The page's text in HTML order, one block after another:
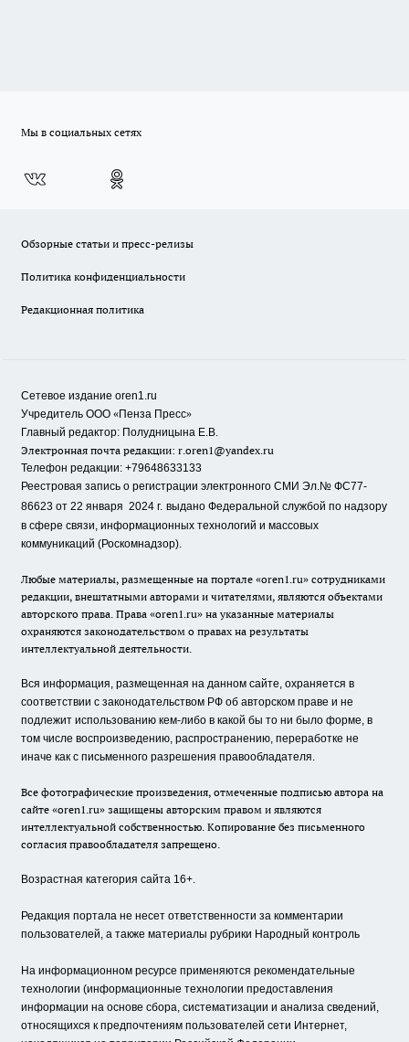
Мы в социальных сетях
Обзорные статьи и пресс-релизы
Политика конфиденциальности
Редакционная политика
Сетевое издание oren1.ru
Учредитель ООО «Пенза Пресс»
Главный редактор: Полудницына Е.В.
Электронная почта редакции: r.oren1@yandex.ru
Телефон редакции: +79648633133
Реестровая запись о регистрации электронного СМИ Эл.№ ФС77-
86623 от 22 января 2024 г. выдано Федеральной службой по надзору
в сфере связи, информационных технологий и массовых
коммуникаций (Роскомнадзор).
Любые материалы, размещенные на портале «oren1.ru» сотрудниками
редакции, внештатными авторами и читателями, являются объектами
авторского права. Права «oren1.ru» на указанные материалы
охраняются законодательством о правах на результаты
интеллектуальной деятельности.
Вся информация, размещенная на данном сайте, охраняется в
соответствии с законодательством РФ об авторском праве и не
подлежит использованию кем-либо в какой бы то ни было форме, в
том числе воспроизведению, распространению, переработке не
иначе как с письменного разрешения правообладателя.
Все фотографические произведения, отмеченные подписью автора на
сайте «oren1.ru» защищены авторским правом и являются
интеллектуальной собственностью. Копирование без письменного
согласия правообладателя запрещено.
Возрастная категория сайта 16+.
Редакция портала не несет ответственности за комментарии
пользователей, а также материалы рубрики Народный контроль
На информационном ресурсе применяются рекомендательные
технологии (информационные технологии предоставления
информации на основе сбора, систематизации и анализа сведений,
относящихся к предпочтениям пользователей сети Интернет,